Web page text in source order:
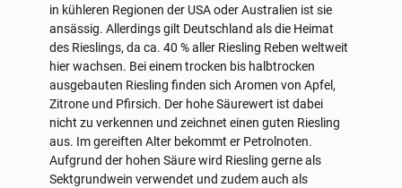
in kühleren Regionen der USA oder Australien ist sie
ansässig. Allerdings gilt Deutschland als die Heimat
des Rieslings, da ca. 40 % aller Riesling Reben weltweit
hier wachsen. Bei einem trocken bis halbtrocken
ausgebauten Riesling finden sich Aromen von Apfel,
Zitrone und Pfirsich. Der hohe Säurewert ist dabei
nicht zu verkennen und zeichnet einen guten Riesling
aus. Im gereiften Alter bekommt er Petrolnoten.
Aufgrund der hohen Säure wird Riesling gerne als
Sektgrundwein verwendet und zudem auch als